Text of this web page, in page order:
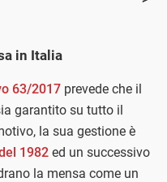
in Italia
63/2017 prevede che il
garantito su tutto il
la sua gestione è
1982 ed un successivo
la mensa come un